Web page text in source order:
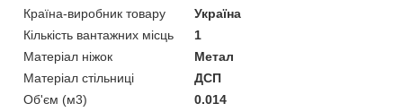
Країна-виробник товару
Україна
Кількість вантажних місць
1
Матеріал ніжок
Метал
Матеріал стільниці
ДСП
Об'єм (м3)
0.014